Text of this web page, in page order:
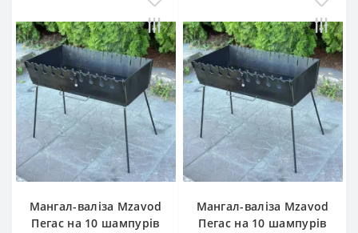
Мангал-валіза Mzavod
Пегас на 10 шампурів
Мангал-валіза Mzavod
Пегас на 10 шампурів